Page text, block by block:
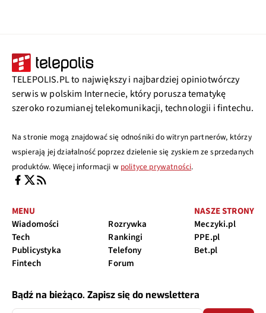
TELEPOLIS.PL to największy i najbardziej opiniotwórczy
serwis w polskim Internecie, który porusza tematykę
szeroko rozumianej telekomunikacji, technologii i fintechu.
Na stronie mogą znajdować się odnośniki do witryn partnerów, którzy
wspierają jej działalność poprzez dzielenie się zyskiem ze sprzedanych
produktów. Więcej informacji w polityce prywatności.
MENU
Wiadomości
Tech
Publicystyka
Fintech
Rozrywka
Rankingi
Telefony
Forum
NASZE STRONY
Meczyki.pl
PPE.pl
Bet.pl
Bądź na bieżąco. Zapisz się do newslettera